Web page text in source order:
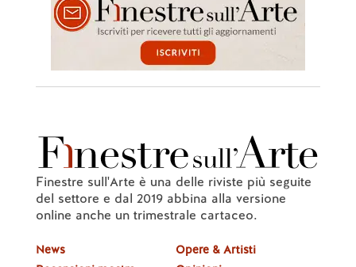
Finestre sull'Arte è una delle riviste più seguite
del settore e dal 2019 abbina alla versione
online anche un trimestrale cartaceo.
News
Opere & Artisti